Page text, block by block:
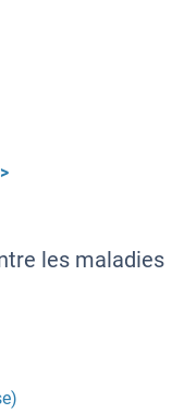
les maladies